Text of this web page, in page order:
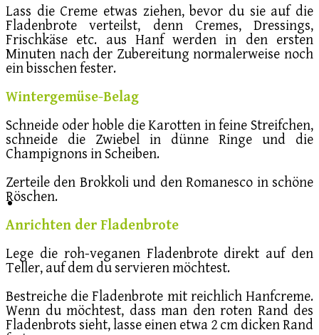
Lass die Creme etwas ziehen, bevor du sie auf die
Fladenbrote verteilst, denn Cremes, Dressings,
Frischkäse etc. aus Hanf werden in den ersten
Minuten nach der Zubereitung normalerweise noch
ein bisschen fester.
Wintergemüse-Belag
Schneide oder hoble die Karotten in feine Streifchen,
schneide die Zwiebel in dünne Ringe und die
Champignons in Scheiben.
Zerteile den Brokkoli und den Romanesco in schöne
Röschen.
Anrichten der Fladenbrote
Lege die roh-veganen Fladenbrote direkt auf den
Teller, auf dem du servieren möchtest.
Bestreiche die Fladenbrote mit reichlich Hanfcreme.
Wenn du möchtest, dass man den roten Rand des
Fladenbrots sieht, lasse einen etwa 2 cm dicken Rand